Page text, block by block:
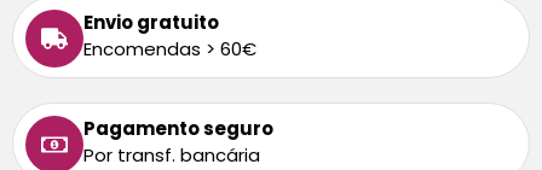
Envio gratuito
Encomendas > 60€
Pagamento seguro
Por transf. bancária